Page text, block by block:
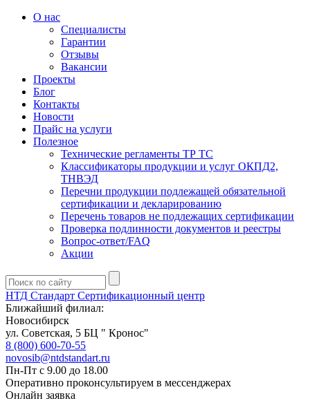
О нас
Специалисты
Гарантии
Отзывы
Вакансии
Проекты
Блог
Контакты
Новости
Прайс на услуги
Полезное
Технические регламенты ТР ТС
Классификаторы продукции и услуг ОКПД2,
ТНВЭД
Перечни продукции подлежащей обязательной
сертификации и декларированию
Перечень товаров не подлежащих сертификации
Проверка подлинности документов и реестры
Вопрос-ответ/FAQ
Акции
НТД Стандарт Сертификационный центр
Ближайший филиал:
Новосибирск
ул. Советская, 5 БЦ " Кронос"
8 (800) 600-70-55
novosib@ntdstandart.ru
Пн-Пт с 9.00 до 18.00
Оперативно проконсультируем в мессенджерах
Онлайн заявка